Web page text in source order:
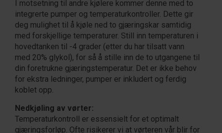
I motsetning til andre kjølere kommer denne med to
integrerte pumper og temperaturkontroller. Dette gir
deg mulighet til å kjøle ned to gjæringskar samtidig
med forskjellige temperaturer. Still inn temperaturen i
hovedtanken til -4 grader (etter du har tilsatt vann
med 20% glykol), for så å stille inn de to utgangene til
din foretrukne gjæringstemperatur. Det er ikke behov
for ekstra ledninger, pumper er inkludert og ferdig
koblet opp.
Nedkjøling av vørter:
Temperaturkontroll er essensielt for et optimalt
gjæringsforløp. Ofte risikerer vi at vørteren vår blir for